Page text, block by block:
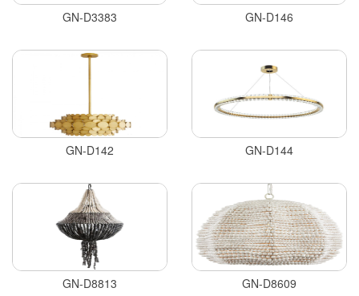
GN-D3383 GN-D146
GN-D142 GN-D144
GN-D8813 GN-D8609